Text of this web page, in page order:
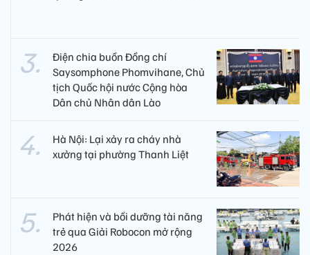
Điện chia buồn Đồng chí
Saysomphone Phomvihane, Chủ
tịch Quốc hội nước Cộng hòa
Dân chủ Nhân dân Lào
Hà Nội: Lại xảy ra cháy nhà
xưởng tại phường Thanh Liệt
Phát hiện và bồi dưỡng tài năng
trẻ qua Giải Robocon mở rộng
2026